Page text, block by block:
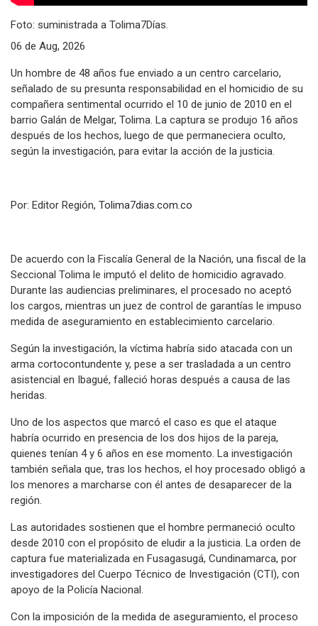
Foto: suministrada a Tolima7Días.
06 de Aug, 2026
Un hombre de 48 años fue enviado a un centro carcelario,
señalado de su presunta responsabilidad en el homicidio de su
compañera sentimental ocurrido el 10 de junio de 2010 en el
barrio Galán de Melgar, Tolima. La captura se produjo 16 años
después de los hechos, luego de que permaneciera oculto,
según la investigación, para evitar la acción de la justicia.
Por: Editor Región, Tolima7dias.com.co
De acuerdo con la Fiscalía General de la Nación, una fiscal de la
Seccional Tolima le imputó el delito de homicidio agravado.
Durante las audiencias preliminares, el procesado no aceptó
los cargos, mientras un juez de control de garantías le impuso
medida de aseguramiento en establecimiento carcelario.
Según la investigación, la víctima habría sido atacada con un
arma cortocontundente y, pese a ser trasladada a un centro
asistencial en Ibagué, falleció horas después a causa de las
heridas.
Uno de los aspectos que marcó el caso es que el ataque
habría ocurrido en presencia de los dos hijos de la pareja,
quienes tenían 4 y 6 años en ese momento. La investigación
también señala que, tras los hechos, el hoy procesado obligó a
los menores a marcharse con él antes de desaparecer de la
región.
Las autoridades sostienen que el hombre permaneció oculto
desde 2010 con el propósito de eludir a la justicia. La orden de
captura fue materializada en Fusagasugá, Cundinamarca, por
investigadores del Cuerpo Técnico de Investigación (CTI), con
apoyo de la Policía Nacional.
Con la imposición de la medida de aseguramiento, el proceso